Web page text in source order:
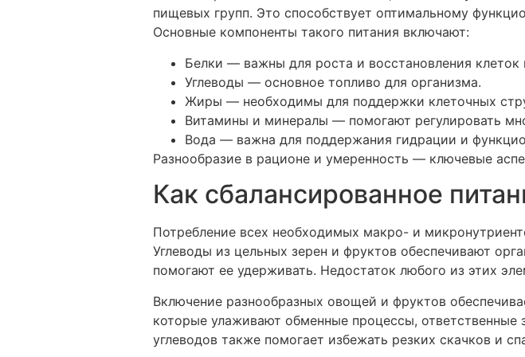
пищевых групп. Это способствует оптимальному
Основные компоненты такого питания включают:
Белки — важны для роста и восстановления клеток
Углеводы — основное топливо для организма.
Жиры — необходимы для поддержки клеточных
Витамины и минералы — помогают регулировать
Вода — важна для поддержания гидрации и
Разнообразие в рационе и умеренность — ключевые
Как сбалансированное
Потребление всех необходимых макро- и
Углеводы из цельных зерен и фруктов обеспечивают
помогают ее удерживать. Недостаток любого из этих
Включение разнообразных овощей и фруктов
которые улаживают обменные процессы, ответственные
углеводов также помогает избежать резких скачков и